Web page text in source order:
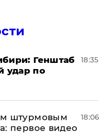
Генштаб
удар по
18:35
штурмовым
первое видео
18:06